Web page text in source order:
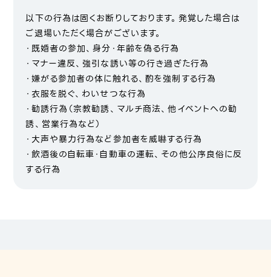
以下の行為は固くお断りしております。発覚した場合は
ご退場いただく場合がございます。
・既婚者の参加、身分・年齢を偽る行為
・マナー違反、強引な誘い等の行き過ぎた行為
・嫌がる参加者の体に触れる、酌を強制する行為
・衣服を脱ぐ、わいせつな行為
・勧誘行為（宗教勧誘、マルチ商法、他イベントへの勧
誘、営業行為など）
・大声や暴力行為など参加者を威嚇する行為
・飲酒後の自転車・自動車の運転、その他公序良俗に反
する行為